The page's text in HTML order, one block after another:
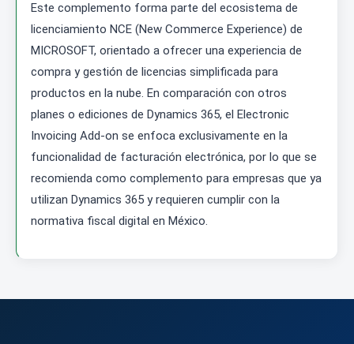
Este complemento forma parte del ecosistema de
licenciamiento NCE (New Commerce Experience) de
MICROSOFT, orientado a ofrecer una experiencia de
compra y gestión de licencias simplificada para
productos en la nube. En comparación con otros
planes o ediciones de Dynamics 365, el Electronic
Invoicing Add-on se enfoca exclusivamente en la
funcionalidad de facturación electrónica, por lo que se
recomienda como complemento para empresas que ya
utilizan Dynamics 365 y requieren cumplir con la
normativa fiscal digital en México.